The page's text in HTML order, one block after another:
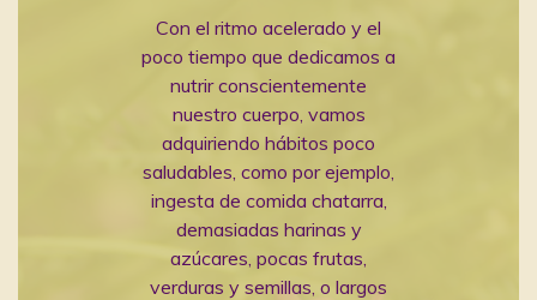
Con el ritmo acelerado y el
poco tiempo que dedicamos a
nutrir conscientemente
nuestro cuerpo, vamos
adquiriendo hábitos poco
saludables, como por ejemplo,
ingesta de comida chatarra,
demasiadas harinas y
azúcares, pocas frutas,
verduras y semillas, o largos